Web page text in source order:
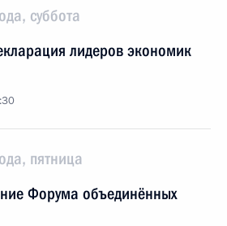
суббота
лидеров экономик
пятница
Форума объединённых